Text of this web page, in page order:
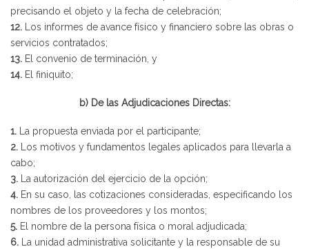
precisando el objeto y la fecha de celebración;
12. Los informes de avance físico y financiero sobre las obras o
servicios contratados;
13. El convenio de terminación, y
14. El finiquito;
b) De las Adjudicaciones Directas:
1. La propuesta enviada por el participante;
2. Los motivos y fundamentos legales aplicados para llevarla a
cabo;
3. La autorización del ejercicio de la opción;
4. En su caso, las cotizaciones consideradas, especificando los
nombres de los proveedores y los montos;
5. El nombre de la persona física o moral adjudicada;
6. La unidad administrativa solicitante y la responsable de su